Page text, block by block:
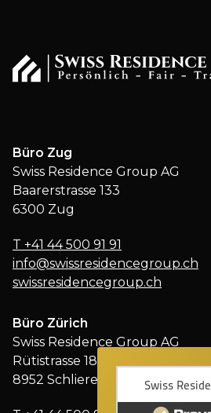
Büro Zug
Swiss Residence Group AG
Baarerstrasse 133
6300 Zug
T +41 44 500 91 91
info@swissresidencegroup.ch
swissresidencegroup.ch
Büro Zürich
Swiss Residence Group AG
Rütistrasse 18
8952 Schlieren